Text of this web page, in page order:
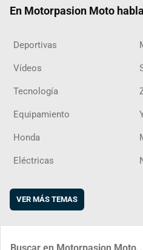
En Motorpasion Moto
Deportivas
Vídeos
Tecnología
Equipamiento
Honda
Eléctricas
VER MÁS TEMAS